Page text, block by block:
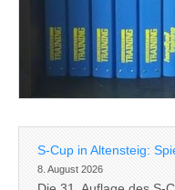
S-Cup in Altensteig:
8. August 2026